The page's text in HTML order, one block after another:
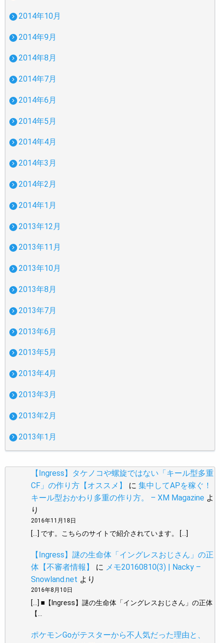
2014年10月
2014年9月
2014年8月
2014年7月
2014年6月
2014年5月
2014年4月
2014年3月
2014年2月
2014年1月
2013年12月
2013年11月
2013年10月
2013年8月
2013年7月
2013年6月
2013年5月
2013年4月
2013年3月
2013年2月
2013年1月
【Ingress】タケノコや螺旋ではない「キール型多重
CF」の作り方【オススメ】
に 集中してAPを稼ぐ！
キール型おかわり多重の作り方。 – XM Magazine よ
り
2016年11月18日
[…] です。こちらのサイトで紹介されています。 […]
【Ingress】謎の生命体「イングレスおじさん」の正
体【不審者情報】
に メモ20160810(3) | Nacky –
Snowland.net より
2016年8月10日
[…] ■【Ingress】謎の生命体「イングレスおじさん」の正体
【…
ポケモンGoがテスターから不人気だった理由と、